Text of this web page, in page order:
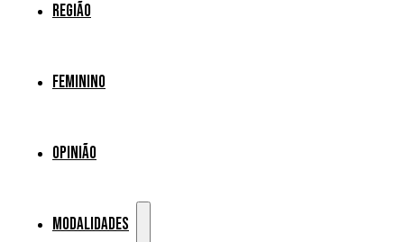
Região
Feminino
Opinião
Modalidades